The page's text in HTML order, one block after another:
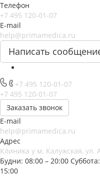
Телефон
+7 495 120-01-07
E-mail
help@primamedica.ru
Написать
+7 495 120-01-07
+7 495 120-01-07
Заказать звонок
E-mail
help@primamedica.ru
Адрес
Клиника у м. Калужская, ул.
Будни: 08:00 – 20:00
15:00